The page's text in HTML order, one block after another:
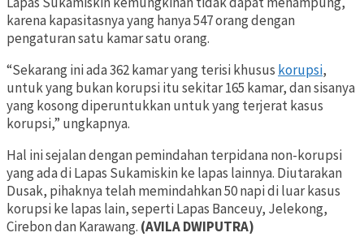
karena kapasitasnya yang hanya 547 orang dengan
pengaturan satu kamar satu orang.
“Sekarang ini ada 362 kamar yang terisi khusus korupsi,
untuk yang bukan korupsi itu sekitar 165 kamar, dan sisanya
yang kosong diperuntukkan untuk yang terjerat kasus
korupsi,” ungkapnya.
Hal ini sejalan dengan pemindahan terpidana non-korupsi
yang ada di Lapas Sukamiskin ke lapas lainnya. Diutarakan
Dusak, pihaknya telah memindahkan 50 napi di luar kasus
korupsi ke lapas lain, seperti Lapas Banceuy, Jelekong,
Cirebon dan Karawang. (AVILA DWIPUTRA)